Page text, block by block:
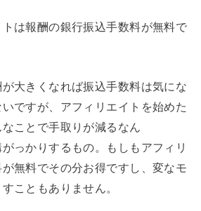
は報酬の銀行振込手数料が無料で
大きくなれば振込手数料は気にな
ですが、アフィリエイトを始めた
ことで手取りが減るなん
っかりするもの。もしもアフィリ
無料でその分お得ですし、変なモ
こともありません。